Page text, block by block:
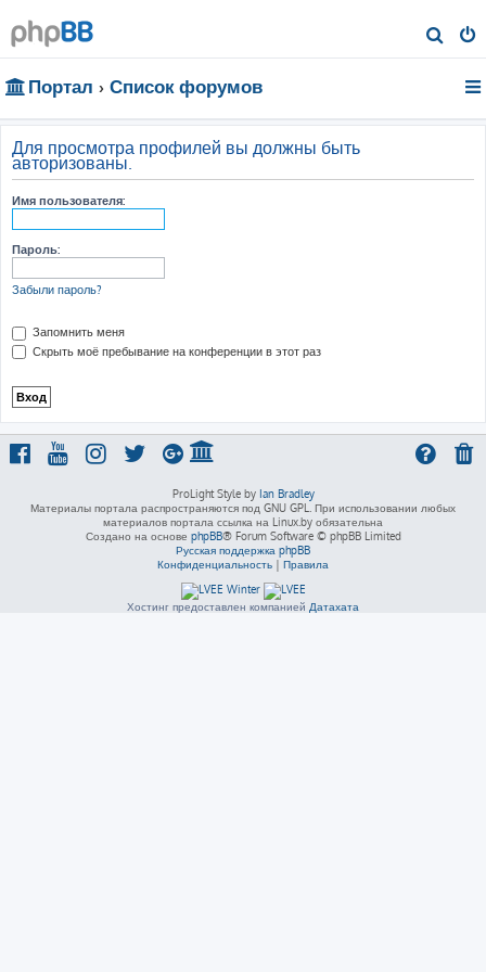
о
Портал Список форумов
Для просмотра профилей вы должны быть
авторизованы.
Имя пользователя:
Пароль:
Забыли пароль?
Запомнить меня
Скрыть моё пребывание на конференции в этот раз
ProLight Style by Ian Bradley
Материалы портала распространяются под GNU GPL. При использовании любых
материалов портала ссылка на Linux.by обязательна
Создано на основе phpBB® Forum Software © phpBB Limited
Русская поддержка phpBB
Конфиденциальность | Правила
Хостинг предоставлен компанией Датахата